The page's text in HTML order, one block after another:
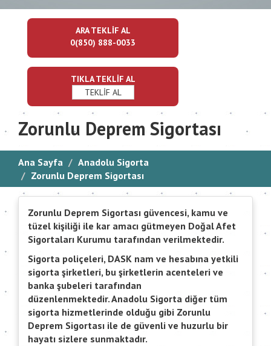
ARA TEKLİF AL
0(850) 888-0033
TIKLA TEKLİF AL
TEKLİF AL
Zorunlu Deprem Sigortası
Ana Sayfa
Anadolu Sigorta
Zorunlu Deprem Sigortası
Zorunlu Deprem Sigortası güvencesi, kamu ve
tüzel kişiliği ile kar amacı gütmeyen Doğal Afet
Sigortaları Kurumu tarafından verilmektedir.
Sigorta poliçeleri, DASK nam ve hesabına yetkili
sigorta şirketleri, bu şirketlerin acenteleri ve
banka şubeleri tarafından
düzenlenmektedir. Anadolu Sigorta diğer tüm
sigorta hizmetlerinde olduğu gibi Zorunlu
Deprem Sigortası ile de güvenli ve huzurlu bir
hayatı sizlere sunmaktadır.